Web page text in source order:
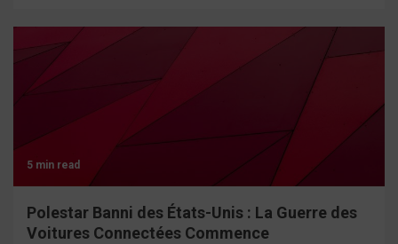
5 min read
Polestar Banni des États-Unis : La Guerre des
Voitures Connectées Commence